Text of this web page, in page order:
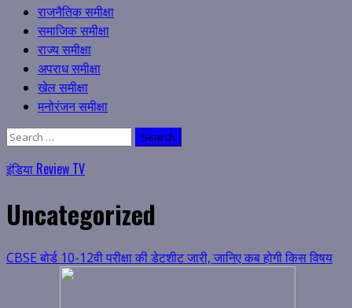
Primary
Menu
राजनैतिक समीक्षा
समाजिक समीक्षा
राज्य समीक्षा
अपराध समीक्षा
खेल समीक्षा
मनोरंजन समीक्षा
Search
इंडिया Review TV
Uncategorized
CBSE बोर्ड 10-12वी परीक्षा की डेटशीट जारी, जानिए कब होगी किस विषय